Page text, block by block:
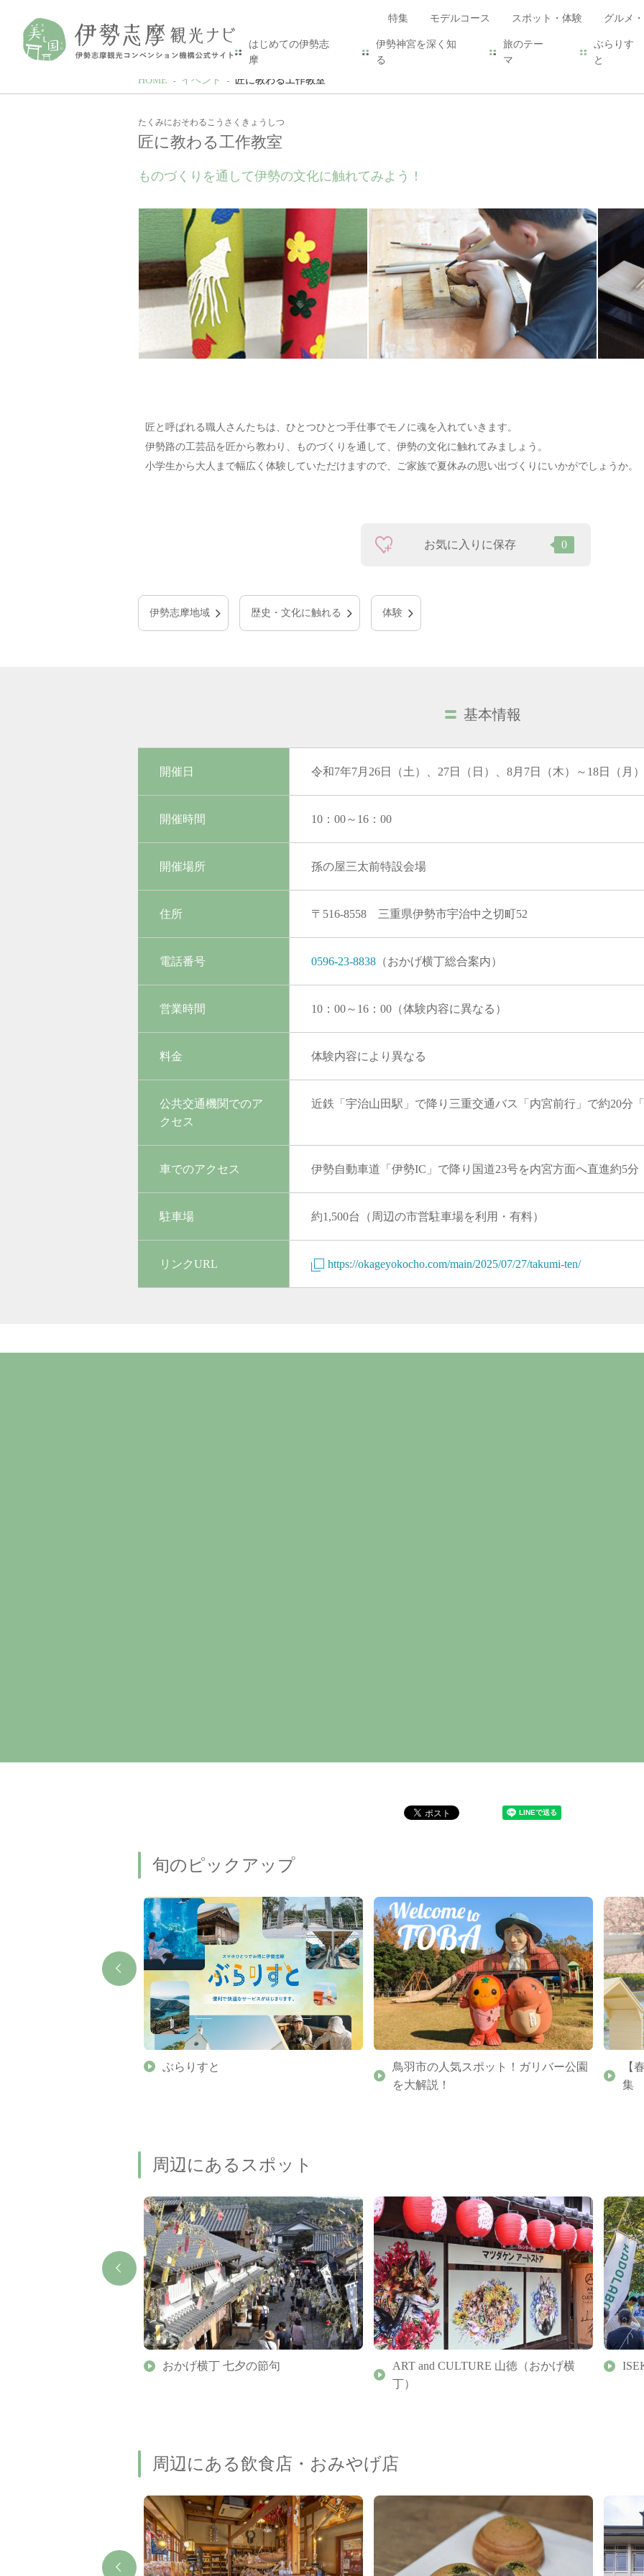
特集 モデルコース スポット・体験 グルメ
はじめての伊勢志
摩
伊勢神宮を深く知
る
旅のテー
マ
ぶらりす
と
HOME
イベント 匠に教わる工作教室
たくみにおそわるこうさくきょうしつ
匠に教わる工作教室
ものづくりを通して伊勢の文化に触れてみよう！
匠と呼ばれる職人さんたちは、ひとつひとつ手仕事でモノに魂を入れていきます。
伊勢路の工芸品を匠から教わり、ものづくりを通して、伊勢の文化に触れてみましょう。
小学生から大人まで幅広く体験していただけますので、ご家族で夏休みの思い出づくりにいかがでしょうか。
お気に入りに保存 0
伊勢志摩地域 歴史・文化に触れる 体験
基本情報
開催日 令和7年7月26日（土）、27日（日）、8月7日（木）～18日（月）
開催時間 10：00～16：00
開催場所 孫の屋三太前特設会場
住所 〒516-8558 三重県伊勢市宇治中之切町52
電話番号 0596-23-8838 （おかげ横丁総合案内）
営業時間 10：00～16：00（体験内容に異なる）
料金 体験内容により異なる
公共交通機関でのア
クセス
近鉄「宇治山田駅」で降り三重交通バス「内宮前行」で約20分
車でのアクセス 伊勢自動車道「伊勢IC」で降り国道23号を内宮方面へ直進約5分
駐車場 約1,500台（周辺の市営駐車場を利用・有料）
リンクURL https://okageyokocho.com/main/2025/07/27/takumi-ten/
旬のピックアップ
ぶらりすと
鳥羽市の人気スポット！ガリバー公園
を大解説！
【
集
周辺にあるスポット
おかげ横丁 七夕の節句
ART and CULTURE 山徳（おかげ横
丁）
周辺にある飲食店・おみやげ店